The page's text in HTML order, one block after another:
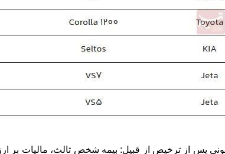
پس از ترخیص از قبیل: بیمه شخص ثالث، مالیات بر